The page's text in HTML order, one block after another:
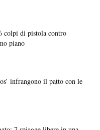
colpi di pistola contro
piano
infrangono il patto con le